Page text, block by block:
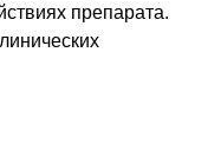
препарата.